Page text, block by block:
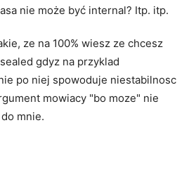
nie może być internal? Itp. itp.
ze na 100% wiesz ze chcesz
gdyz na przyklad
po niej spowoduje niestabilnosc
mowiacy "bo moze" nie
mnie.